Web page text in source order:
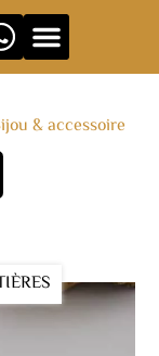
& accessoire